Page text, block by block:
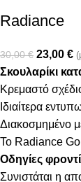
Radiance
30,00€ 23,00 €
Σκουλαρίκι
Κρεμαστό
Ιδιαίτερα
Διακοσμημένο
Το Radiance
Οδηγίες
Συνιστάται η